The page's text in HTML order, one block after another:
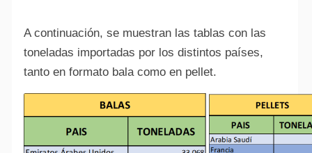
A continuación, se muestran las tablas con las
toneladas importadas por los distintos países,
tanto en formato bala como en pellet.